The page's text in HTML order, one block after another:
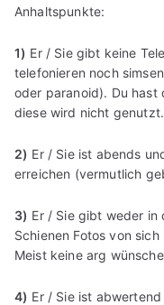
Anhaltspunkte:
1) Er / Sie gibt keine
telefonieren noch
oder paranoid). Du hast
diese wird nicht genutzt.
2) Er / Sie ist abends
erreichen (vermutlich
3) Er / Sie gibt weder in
Schienen Fotos von
Meist keine arg
4) Er / Sie ist